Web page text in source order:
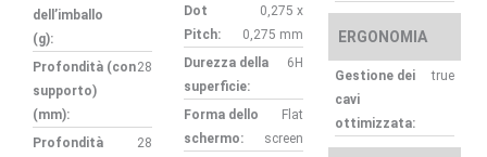
dell’imballo
(g):
Profondità (con
supporto)
(mm):
28
Profondità
28
Dot
Pitch:
0,275 x
0,275 mm
Durezza della
superficie:
6H
Forma dello
schermo:
Flat
screen
ERGONOMIA
Gestione dei
cavi
ottimizzata:
true